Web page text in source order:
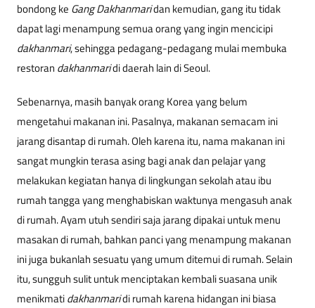
bondong ke Gang Dakhanmaridan kemudian, gang itu tidak
dapat lagi menampung semua orang yang ingin mencicipi
dakhanmari, sehingga pedagang-pedagang mulai membuka
restoran dakhanmaridi daerah lain di Seoul.
Sebenarnya, masih banyak orang Korea yang belum
mengetahui makanan ini. Pasalnya, makanan semacam ini
jarang disantap di rumah. Oleh karena itu, nama makanan ini
sangat mungkin terasa asing bagi anak dan pelajar yang
melakukan kegiatan hanya di lingkungan sekolah atau ibu
rumah tangga yang menghabiskan waktunya mengasuh anak
di rumah. Ayam utuh sendiri saja jarang dipakai untuk menu
masakan di rumah, bahkan panci yang menampung makanan
ini juga bukanlah sesuatu yang umum ditemui di rumah. Selain
itu, sungguh sulit untuk menciptakan kembali suasana unik
menikmatidakhanmaridi rumah karena hidangan ini biasa